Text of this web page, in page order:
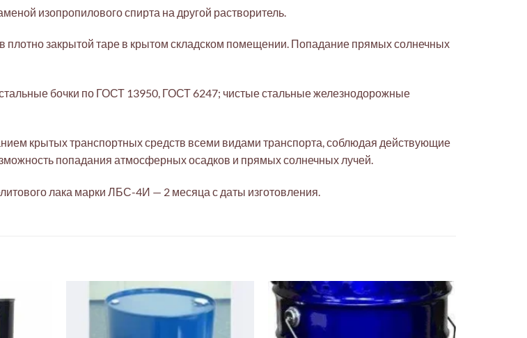
изопропилового спирта на другой растворитель.
закрытой таре в крытом складском помещении. Попадание прямых солнечных
бочки по ГОСТ 13950, ГОСТ 6247; чистые стальные железнодорожные
крытых транспортных средств всеми видами транспорта, соблюдая действующие
попадания атмосферных осадков и прямых солнечных лучей.
лака марки ЛБС-4И — 2 месяца с даты изготовления.